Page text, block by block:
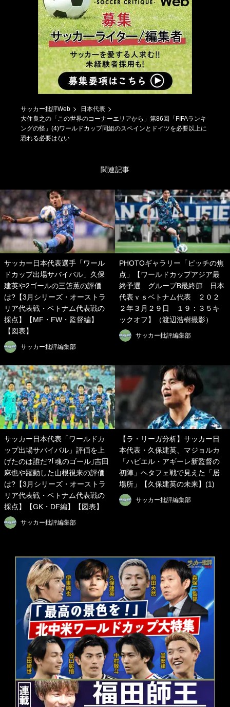
サッカー批評Web
日本代表
大住良之の「この世界のコーナーエリアから」第86回「FIFAランキ
ングの怪」(4)ワールドカップ同組のスペインとドイツを必要以上に
恐れる必要はない
関連記事
サッカー日本代表選手「ワール
ドカップ出場サバイバル」久保
建英や2ゴールの三笘薫の評価
は?【3月シリーズ・オーストラ
リア代表戦・ベトナム代表戦の
採点】【MF・FW・監督編】
【図表】
サッカー批評編集部
PHOTOギャラリー「ピッチの焦
点」【ワールドカップアジア最
終予選 グループB最終節 日本
代表ｖｓベトナム代表 ２０２
２年３月２９日 １９：３５キ
ックオフ】（渡辺浩樹撮影）
サッカー批評編集部
サッカー日本代表「ワールドカ
ップ出場サバイバル」評価を上
げたのは誰だ?｢魂のゴール｣吉田
麻也や躍動した山根視来の評価
は?【3月シリーズ・オーストラ
リア代表戦・ベトナム代表戦の
採点】【GK・DF編】【図表】
サッカー批評編集部
【ラ・リーガ分析】サッカー日
本代表・久保建英、マジョルカ
「ハビエル・アギーレ新監督の
初陣」ヘタフェ戦で見えた「居
場所」【久保建英の未来】(1)
サッカー批評編集部